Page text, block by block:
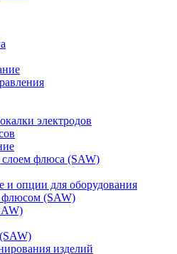
электродов
слоем флюса (SAW)
и опции для оборудования
флюсом (SAW)
изделий